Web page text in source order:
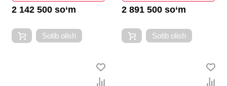
2 142 500 so‘m
Sotib olish
2 891 500 so‘m
Sotib olish